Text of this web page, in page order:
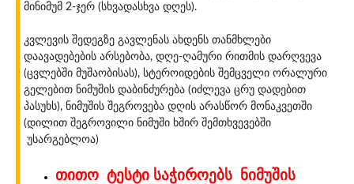
მინიმუმ 2-ჯერ (სხვადასხვა დღეს).
კვლევის შედეგზე გავლენას ახდენს თანმხლები
დაავადებების არსებობა, დღე-ღამური რითმის დარღვევა
(ცვლებში მუშაობისას), სტეროიდების შემცველი ორალური
გელებით ნიმუშის დაბინძურება (იძლევა ცრუ დადებით
პასუხს), ნიმუშის შეგროვება დღის არასწორ მონაკვეთში
(დილით შეგროვილი ნიმუში ხშირ შემთხვევებში
უსარგებლოა)
თითო ტესტი საჭიროებს ნიმუშის